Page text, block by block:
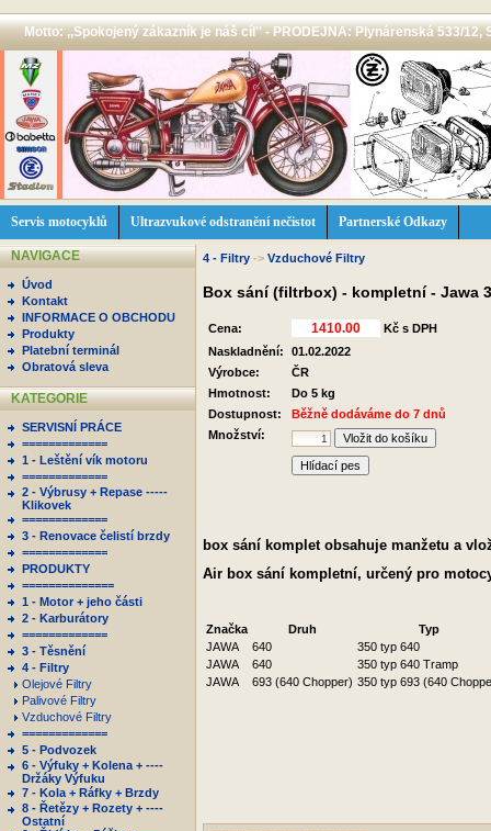
Motto: ,,Spokojený zákazník je náš cíl'' - PRODEJNA: Plynárenská 533/12,
Servis motocyklů Ultrazvukové odstranění nečistot Partnerské Odkazy
NAVIGACE
Úvod
Kontakt
INFORMACE O OBCHODU
Produkty
Platební terminál
Obratová sleva
KATEGORIE
SERVISNÍ PRÁCE
=============
1 - Leštění vík motoru
=============
2 - Výbrusy + Repase -----
Klikovek
=============
3 - Renovace čelistí brzdy
=============
PRODUKTY
==============
1 - Motor + jeho části
2 - Karburátory
=============
3 - Těsnění
4 - Filtry
Olejové Filtry
Palivové Filtry
Vzduchové Filtry
=============
5 - Podvozek
6 - Výfuky + Kolena + ----
Držáky Výfuku
7 - Kola + Ráfky + Brzdy
8 - Řetězy + Rozety + ----
Ostatní
4 - Filtry -> Vzduchové Filtry
Box sání (filtrbox) - kompletní - Jawa
Cena:
Kč s DPH
Naskladnění:
01.02.2022
Výrobce:
ČR
Hmotnost:
Do 5 kg
Dostupnost:
Běžně dodáváme do 7 dnů
Množství:
Hlídací pes
box sání komplet obsahuje manžetu a
Air box sání kompletní, určený pro
Značka Druh
Typ
JAWA
640
350 typ 640
JAWA
640
350 typ 640 Tramp
JAWA
693 (640 Chopper) 350 typ 693 (640